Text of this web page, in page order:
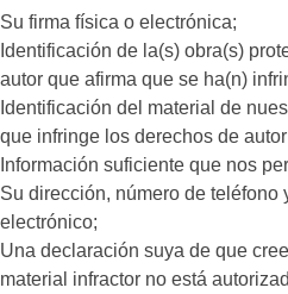
Su firma física o electrónica;
Identificación de la(s) obra(s)
autor que afirma que se ha(n)
Identificación del material de
que infringe los derechos de
Información suficiente que nos
Su dirección, número de teléfono
electrónico;
Una declaración suya de que
material infractor no está